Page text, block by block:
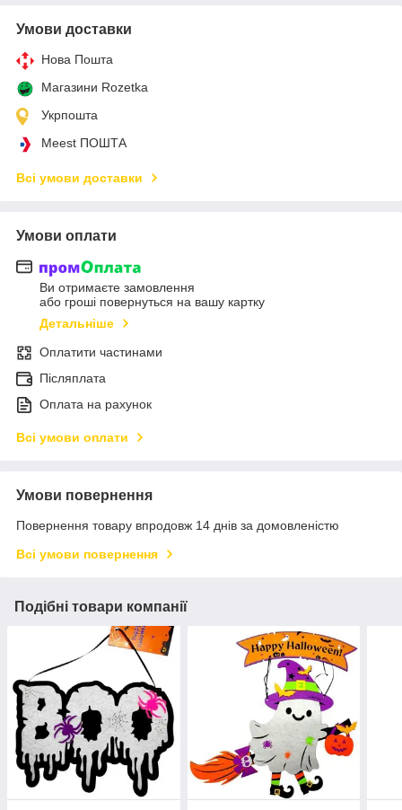
Умови доставки
Нова Пошта
Магазини Rozetka
Укрпошта
Meest ПОШТА
Всі умови доставки
Умови оплати
Ви отримаєте замовлення
або гроші повернуться на вашу картку
Детальніше
Оплатити частинами
Післяплата
Оплата на рахунок
Всі умови оплати
Умови повернення
Повернення товару впродовж 14 днів за домовленістю
Всі умови повернення
Подібні товари компанії